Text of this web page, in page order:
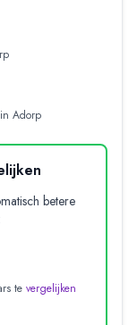
Adorp
betere
te vergelijken